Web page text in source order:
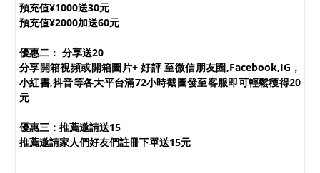
双十一優惠活動
預充值¥1000送30元
預充值¥2000加送60元
優惠二： 分享送20
分享開箱視頻或開箱圖片+ 好評 至微信朋友圈,Facebook,IG，
小紅書,抖音等各大平台滿72小時截圖發至客服即可輕鬆穫得20
元
優惠三：推薦邀請送15
推薦邀請家人們好友們註冊下單送15元